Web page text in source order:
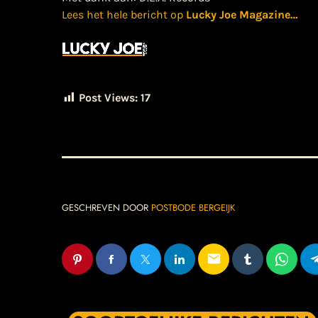
Lees het hele bericht op Lucky Joe Magazine…
Post Views: 17
GESCHREVEN DOOR POSTBODE BERGEIJK
email